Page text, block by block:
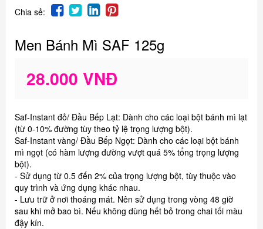
Chia sẻ:
Men Bánh Mì SAF 125g
28.000 VNĐ
Saf-Instant đỏ/ Đầu Bếp Lạt: Dành cho các loại bột bánh mì lạt
(từ 0-10% đường tùy theo tỷ lệ trọng lượng bột).
Saf-Instant vàng/ Đầu Bếp Ngọt: Dành cho các loại bột bánh
mì ngọt (có hàm lượng đường vượt quá 5% tổng trọng lượng
bột).
- Sử dụng từ 0.5 đến 2% của trọng lượng bột, tùy thuộc vào
quy trình và ứng dụng khác nhau.
- Lưu trữ ở nơi thoáng mát. Nên sử dụng trong vòng 48 giờ
sau khi mở bao bì. Nếu không dùng hết bỏ trong chai tối màu
đậy kín.